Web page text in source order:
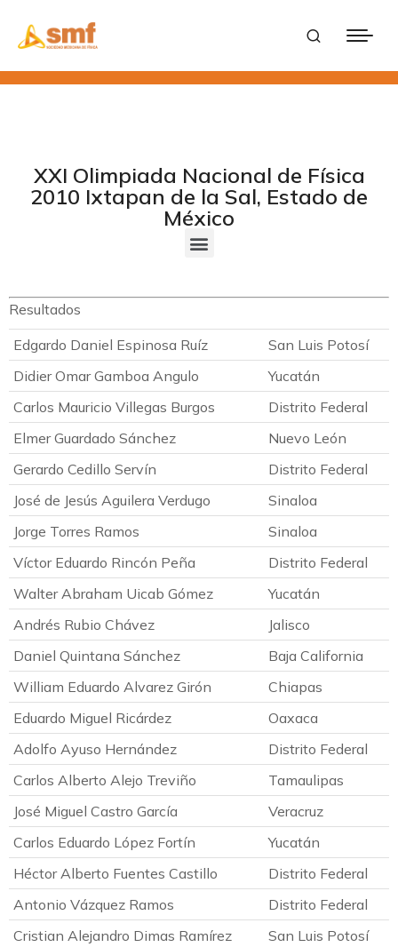
XXI Olimpiada Nacional de Física
2010 Ixtapan de la Sal, Estado de
México
Resultados
Edgardo Daniel Espinosa Ruíz
San Luis Potosí
Didier Omar Gamboa Angulo
Yucatán
Carlos Mauricio Villegas Burgos
Distrito Federal
Elmer Guardado Sánchez
Nuevo León
Gerardo Cedillo Servín
Distrito Federal
José de Jesús Aguilera Verdugo
Sinaloa
Jorge Torres Ramos
Sinaloa
Víctor Eduardo Rincón Peña
Distrito Federal
Walter Abraham Uicab Gómez
Yucatán
Andrés Rubio Chávez
Jalisco
Daniel Quintana Sánchez
Baja California
William Eduardo Alvarez Girón
Chiapas
Eduardo Miguel Ricárdez
Oaxaca
Adolfo Ayuso Hernández
Distrito Federal
Carlos Alberto Alejo Treviño
Tamaulipas
José Miguel Castro García
Veracruz
Carlos Eduardo López Fortín
Yucatán
Héctor Alberto Fuentes Castillo
Distrito Federal
Antonio Vázquez Ramos
Distrito Federal
Cristian Alejandro Dimas Ramírez
San Luis Potosí